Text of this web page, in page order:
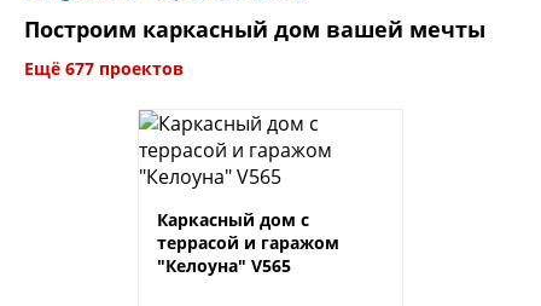
Построим каркасный дом вашей мечты
Ещё 677 проектов
Каркасный дом с
террасой и гаражом
"Келоуна" V565